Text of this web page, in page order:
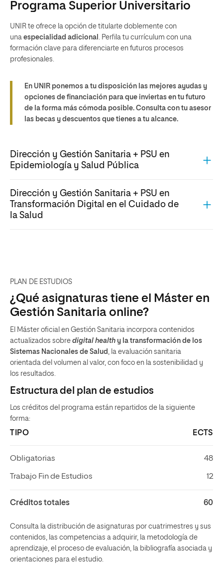
Programa Superior Universitario
UNIR te ofrece la opción de titularte doblemente con
una especialidad adicional . Perfila tu currículum con una
formación clave para diferenciarte en futuros procesos
profesionales.
En UNIR ponemos a tu disposición las mejores ayudas y
opciones de financiación para que inviertas en tu futuro
de la forma más cómoda posible. Consulta con tu asesor
las becas y descuentos que tienes a tu alcance.
Dirección y Gestión Sanitaria + PSU en
Epidemiología y Salud Pública
Dirección y Gestión Sanitaria + PSU en
Transformación Digital en el Cuidado de
la Salud
PLAN DE ESTUDIOS
¿Qué asignaturas tiene el Máster en
Gestión Sanitaria online?
El Máster oficial en Gestión Sanitaria incorpora contenidos
actualizados sobre digital health y la transformación de los
Sistemas Nacionales de Salud, la evaluación sanitaria
orientada del volumen al valor, con foco en la sostenibilidad y
los resultados.
Estructura del plan de estudios
Los créditos del programa están repartidos de la siguiente
forma:
TIPO ECTS
Obligatorias 48
Trabajo Fin de Estudios 12
Créditos totales 60
Consulta la distribución de asignaturas por cuatrimestres y sus
contenidos, las competencias a adquirir, la metodología de
aprendizaje, el proceso de evaluación, la bibliografía asociada y
orientaciones para el estudio.